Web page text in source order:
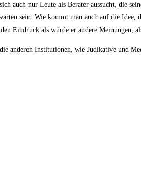
auch nur Leute als Berater aussucht, die
sein. Wie kommt man auch auf die Idee,
Eindruck als würde er andere Meinungen,
anderen Institutionen, wie Judikative und